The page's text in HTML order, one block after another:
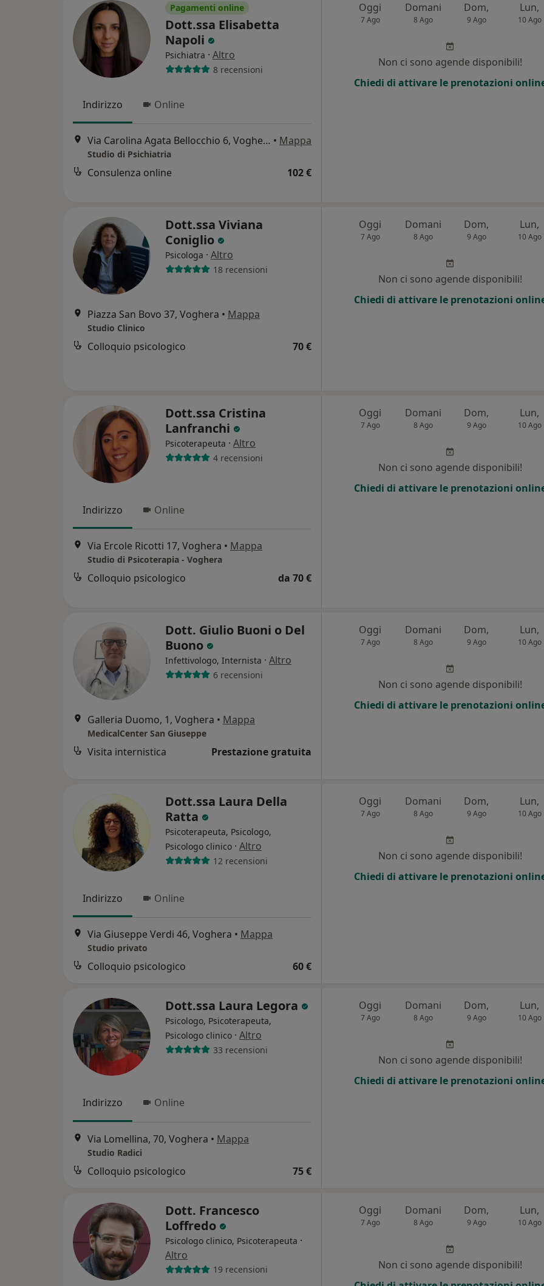
Pagamenti online
Dott.ssa Elisabetta
Napoli
Psichiatra · Altro
8 recensioni
Indirizzo Online
Via Carolina Agata Bellocchio 6, Voghera • Mappa
Studio di Psichiatria
Consulenza online 102 €
Oggi
7 Ago
Domani
8 Ago
Dom,
9 Ago
Lun,
10 Ago
Non ci sono agende disponibili!
Chiedi di attivare le prenotazioni
Dott.ssa Viviana
Coniglio
Psicologa · Altro
18 recensioni
Piazza San Bovo 37, Voghera • Mappa
Studio Clinico
Colloquio psicologico 70 €
Oggi
7 Ago
Domani
8 Ago
Dom,
9 Ago
Lun,
10 Ago
Non ci sono agende disponibili!
Chiedi di attivare le prenotazioni
Dott.ssa Cristina
Lanfranchi
Psicoterapeuta · Altro
4 recensioni
Indirizzo Online
Via Ercole Ricotti 17, Voghera • Mappa
Studio di Psicoterapia - Voghera
Colloquio psicologico da 70 €
Oggi
7 Ago
Domani
8 Ago
Dom,
9 Ago
Lun,
10 Ago
Non ci sono agende disponibili!
Chiedi di attivare le prenotazioni
Dott. Giulio Buoni o Del
Buono
Infettivologo, Internista · Altro
6 recensioni
Galleria Duomo, 1, Voghera • Mappa
MedicalCenter San Giuseppe
Visita internistica Prestazione gratuita
Oggi
7 Ago
Domani
8 Ago
Dom,
9 Ago
Lun,
10 Ago
Non ci sono agende disponibili!
Chiedi di attivare le prenotazioni
Dott.ssa Laura Della
Ratta
Psicoterapeuta, Psicologo,
Psicologo clinico · Altro
12 recensioni
Indirizzo Online
Via Giuseppe Verdi 46, Voghera • Mappa
Studio privato
Colloquio psicologico 60 €
Oggi
7 Ago
Domani
8 Ago
Dom,
9 Ago
Lun,
10 Ago
Non ci sono agende disponibili!
Chiedi di attivare le prenotazioni
Dott.ssa Laura Legora
Psicologo, Psicoterapeuta,
Psicologo clinico · Altro
33 recensioni
Indirizzo Online
Via Lomellina, 70, Voghera • Mappa
Studio Radici
Colloquio psicologico 75 €
Oggi
7 Ago
Domani
8 Ago
Dom,
9 Ago
Lun,
10 Ago
Non ci sono agende disponibili!
Chiedi di attivare le prenotazioni
Dott. Francesco
Loffredo
Psicologo clinico, Psicoterapeuta ·
Altro
19 recensioni
Oggi
7 Ago
Domani
8 Ago
Dom,
9 Ago
Lun,
10 Ago
Non ci sono agende disponibili!